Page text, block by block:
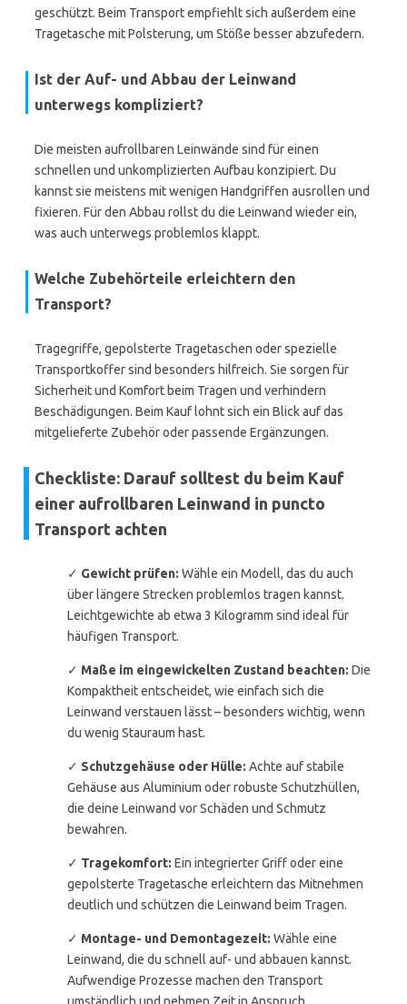
geschützt. Beim Transport empfiehlt sich außerdem eine
Tragetasche mit Polsterung, um Stöße besser abzufedern.
Ist der Auf- und Abbau der Leinwand
unterwegs kompliziert?
Die meisten aufrollbaren Leinwände sind für einen
schnellen und unkomplizierten Aufbau konzipiert. Du
kannst sie meistens mit wenigen Handgriffen ausrollen und
fixieren. Für den Abbau rollst du die Leinwand wieder ein,
was auch unterwegs problemlos klappt.
Welche Zubehörteile erleichtern den
Transport?
Tragegriffe, gepolsterte Tragetaschen oder spezielle
Transportkoffer sind besonders hilfreich. Sie sorgen für
Sicherheit und Komfort beim Tragen und verhindern
Beschädigungen. Beim Kauf lohnt sich ein Blick auf das
mitgelieferte Zubehör oder passende Ergänzungen.
Checkliste: Darauf solltest du beim Kauf
einer aufrollbaren Leinwand in puncto
Transport achten
✓ Gewicht prüfen: Wähle ein Modell, das du auch
über längere Strecken problemlos tragen kannst.
Leichtgewichte ab etwa 3 Kilogramm sind ideal für
häufigen Transport.
✓ Maße im eingewickelten Zustand beachten: Die
Kompaktheit entscheidet, wie einfach sich die
Leinwand verstauen lässt – besonders wichtig, wenn
du wenig Stauraum hast.
✓ Schutzgehäuse oder Hülle: Achte auf stabile
Gehäuse aus Aluminium oder robuste Schutzhüllen,
die deine Leinwand vor Schäden und Schmutz
bewahren.
✓ Tragekomfort: Ein integrierter Griff oder eine
gepolsterte Tragetasche erleichtern das Mitnehmen
deutlich und schützen die Leinwand beim Tragen.
✓ Montage- und Demontagezeit: Wähle eine
Leinwand, die du schnell auf- und abbauen kannst.
Aufwendige Prozesse machen den Transport